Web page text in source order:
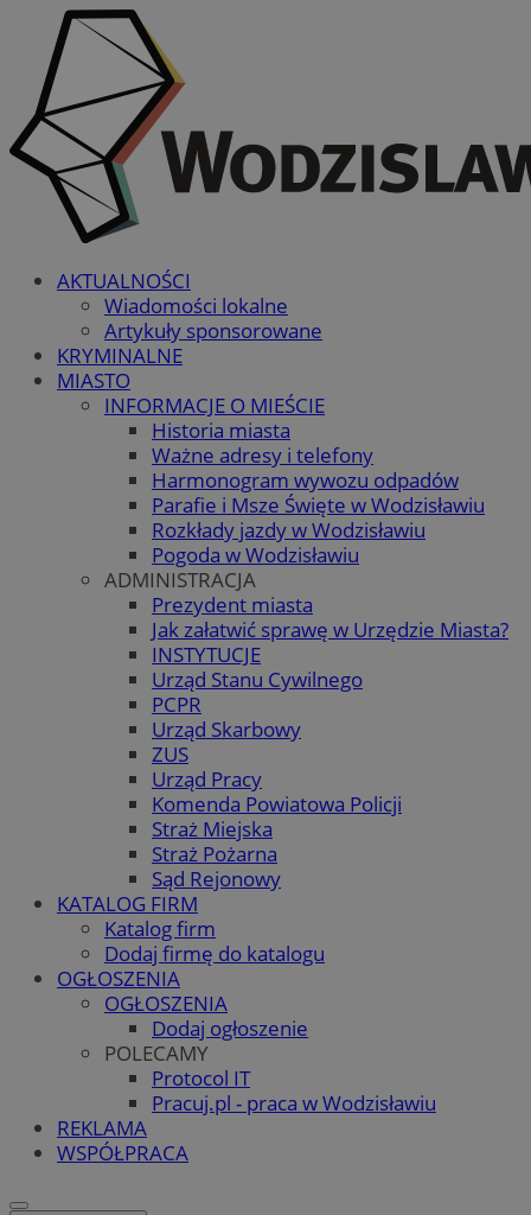
AKTUALNOŚCI
Wiadomości lokalne
Artykuły sponsorowane
KRYMINALNE
MIASTO
INFORMACJE O MIEŚCIE
Historia miasta
Ważne adresy i telefony
Harmonogram wywozu odpadów
Parafie i Msze Święte w Wodzisławiu
Rozkłady jazdy w Wodzisławiu
Pogoda w Wodzisławiu
ADMINISTRACJA
Prezydent miasta
Jak załatwić sprawę w Urzędzie Miasta?
INSTYTUCJE
Urząd Stanu Cywilnego
PCPR
Urząd Skarbowy
ZUS
Urząd Pracy
Komenda Powiatowa Policji
Straż Miejska
Straż Pożarna
Sąd Rejonowy
KATALOG FIRM
Katalog firm
Dodaj firmę do katalogu
OGŁOSZENIA
OGŁOSZENIA
Dodaj ogłoszenie
POLECAMY
Protocol IT
Pracuj.pl - praca w Wodzisławiu
REKLAMA
WSPÓŁPRACA